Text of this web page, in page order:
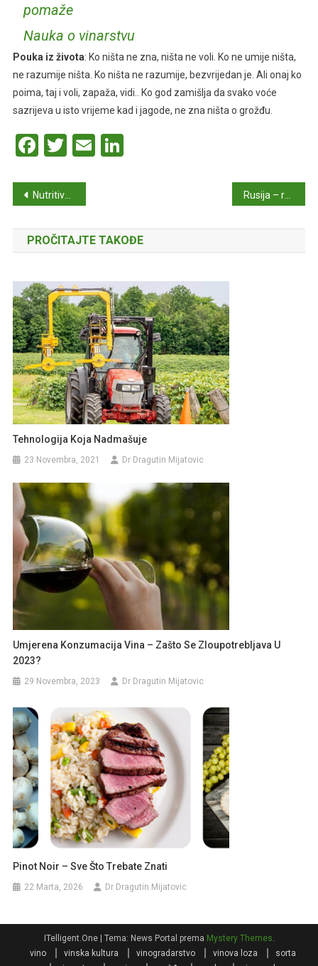
pomaže
Nauka o vinarstvu
Pouka iz života: Ko ništa ne zna, ništa ne voli. Ko ne umije ništa,
ne razumije ništa. Ko ništa ne razumije, bezvrijedan je. Ali onaj ko
poima, taj i voli, zapaža, vidi.. Ko god zamišlja da svako voće
sazrijeva u isto vrijeme kad i jagode, ne zna ništa o grožđu.
Facebook
Twitter
EmailLinkedIn
Navigacija
članaka
Nutritivne činjenice vina Riesling
PROČITAJTE TAKOĐE
Tehnologija Koja Nadmašuje
23 Novembra, 2021 Dr Dragutin Mijatovic
Umjerena Konzumacija Vina – Zašto Se Zloupotrebljava U
2023?
29 Novembra, 2023 Dr Dragutin Mijatovic
Pinot Noir – Sve Što Trebate Znati
22 Marta, 2026 Dr Dragutin Mijatovic
ITelligent.One Tema: News Portal prema Mystery Themes.
vino
vinska kultura vinogradarstvo vinova loza
sorta